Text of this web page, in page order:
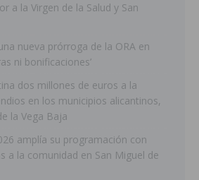
a la Virgen de la Salud y San
nueva prórroga de la ORA en
ni bonificaciones’
dos millones de euros a la
en los municipios alicantinos,
la Vega Baja
amplía su programación con
a la comunidad en San Miguel de